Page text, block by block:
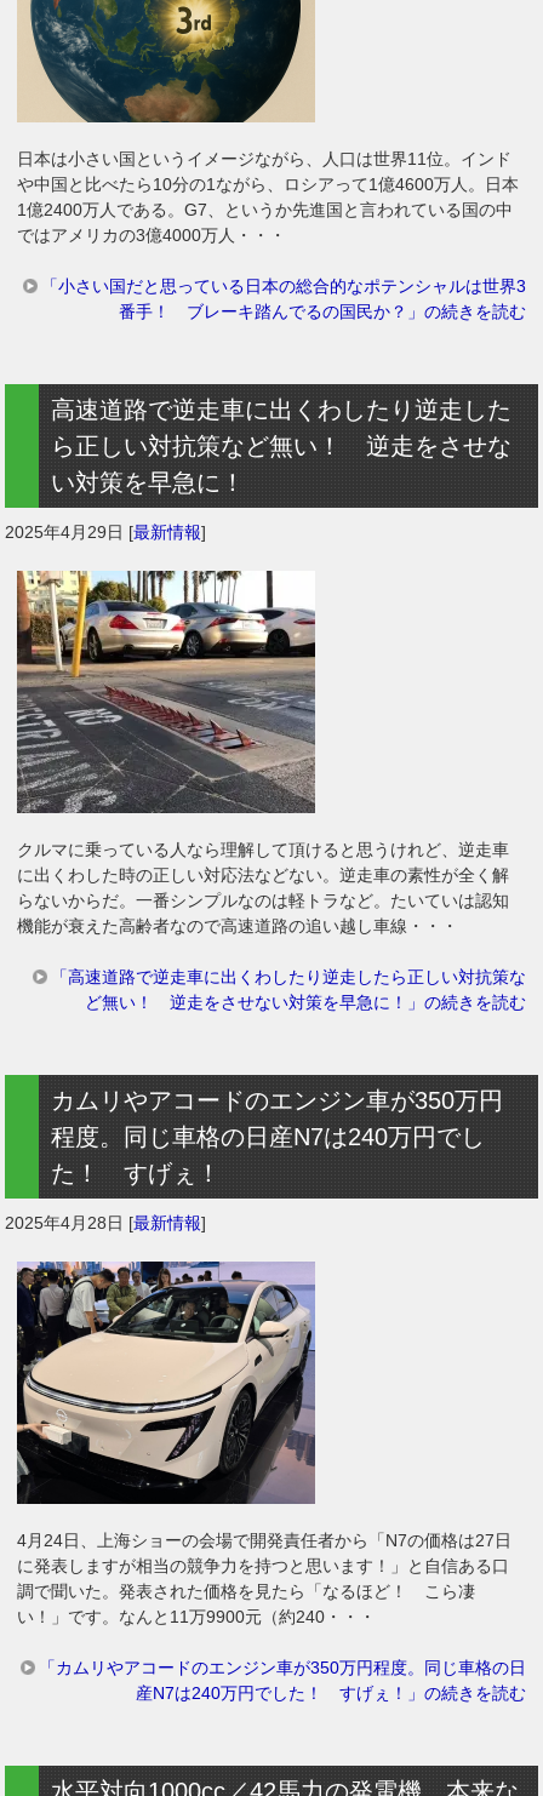
日本は小さい国というイメージながら、人口は世界11位。インド
や中国と比べたら10分の1ながら、ロシアって1億4600万人。日本
1億2400万人である。G7、というか先進国と言われている国の中
ではアメリカの3億4000万人・・・
「小さい国だと思っている日本の総合的なポテンシャルは世界3
番手！ ブレーキ踏んでるの国民か？」の続きを読む
高速道路で逆走車に出くわしたり逆走した
ら正しい対抗策など無い！ 逆走をさせな
い対策を早急に！
2025年4月29日 [最新情報]
クルマに乗っている人なら理解して頂けると思うけれど、逆走車
に出くわした時の正しい対応法などない。逆走車の素性が全く解
らないからだ。一番シンプルなのは軽トラなど。たいていは認知
機能が衰えた高齢者なので高速道路の追い越し車線・・・
「高速道路で逆走車に出くわしたり逆走したら正しい対抗策な
ど無い！ 逆走をさせない対策を早急に！」の続きを読む
カムリやアコードのエンジン車が350万円
程度。同じ車格の日産N7は240万円でし
た！ すげぇ！
2025年4月28日 [最新情報]
4月24日、上海ショーの会場で開発責任者から「N7の価格は27日
に発表しますが相当の競争力を持つと思います！」と自信ある口
調で聞いた。発表された価格を見たら「なるほど！ こら凄
い！」です。なんと11万9900元（約240・・・
「カムリやアコードのエンジン車が350万円程度。同じ車格の日
産N7は240万円でした！ すげぇ！」の続きを読む